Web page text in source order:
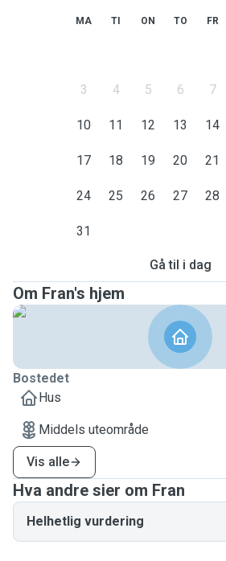
MA TI ON TO FR
3 4 5 6 7
10 11 12 13 14
17 18 19 20 21
24 25 26 27 28
31
Gå til i dag
Om Fran's hjem
Bostedet
Hus
Middels uteområde
Vis alle
Hva andre sier om Fran
Helhetlig vurdering